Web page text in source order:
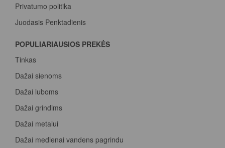
Privatumo politika
Juodasis Penktadienis
POPULIARIAUSIOS PREKĖS
Tinkas
Dažai sienoms
Dažai luboms
Dažai grindims
Dažai metalui
Dažai medienai vandens pagrindu